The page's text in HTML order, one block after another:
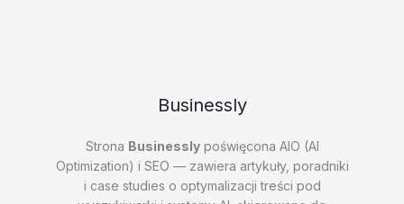
Businessly
Strona Businesslypoświęcona AIO (AI
Optimization) i SEO — zawiera artykuły, poradniki
i case studies o optymalizacji treści pod